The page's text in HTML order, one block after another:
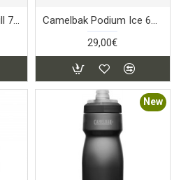
Camelbak Podium Chill 710ml Stone Blue
Camelbak Podium Ice 620ml Black
29,00€
New